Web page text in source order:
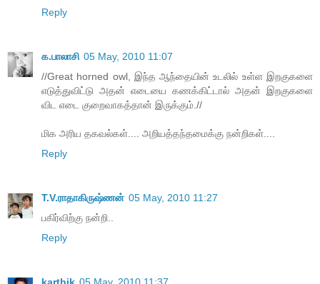
Reply
க.பாலாசி 05 May, 2010 11:07
//Great horned owl, இந்த ஆந்தையின் உடலில் உள்ள இறகுகளை
எடுத்துவிட்டு அதன் எடையை கணக்கிட்டால் அதன் இறகுகளை
விட எடை குறைவாகத்தான் இருக்கும்.//
மிக அரிய தகவல்கள்.... அறியத்தந்தமைக்கு நன்றிகள்....
Reply
T.V.ராதாகிருஷ்ணன் 05 May, 2010 11:27
ப‌கிர்விற்கு ந‌ன்றி..
Reply
karthik 05 May, 2010 11:37